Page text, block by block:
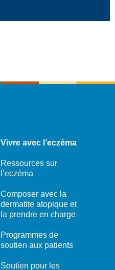
Vivre avec l’eczéma
Ressources sur
l’eczéma
Composer avec la
dermatite atopique et
la prendre en charge
Programmes de
soutien aux patients
Soutien pour les